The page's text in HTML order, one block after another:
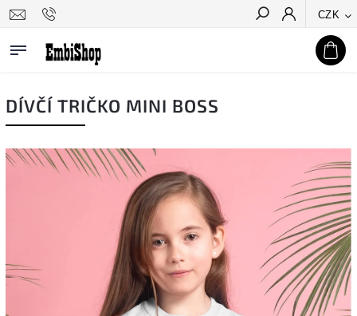
CZK
Hledat
DÍVČÍ TRIČKO MINI BOSS